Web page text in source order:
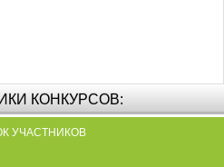
КОНКУРСОВ:
УЧАСТНИКОВ